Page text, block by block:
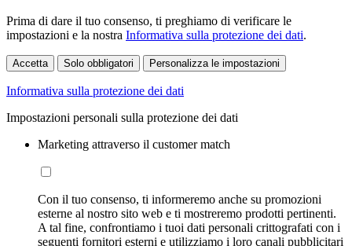
Prima di dare il tuo consenso, ti preghiamo di verificare le
impostazioni e la nostra Informativa sulla protezione dei dati.
Accetta Solo obbligatori Personalizza le impostazioni
Informativa sulla protezione dei dati
Impostazioni personali sulla protezione dei dati
Marketing attraverso il customer match
Con il tuo consenso, ti informeremo anche su promozioni
esterne al nostro sito web e ti mostreremo prodotti pertinenti.
A tal fine, confrontiamo i tuoi dati personali crittografati con i
seguenti fornitori esterni e utilizziamo i loro canali pubblicitari